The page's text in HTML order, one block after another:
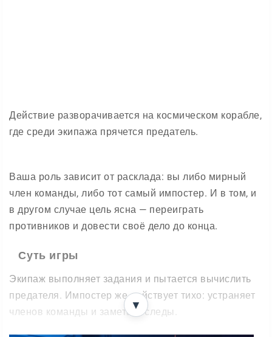
Действие разворачивается на космическом корабле,
где среди экипажа прячется предатель.
Ваша роль зависит от расклада: вы либо мирный
член команды, либо тот самый импостер. И в том, и
в другом случае цель ясна — переиграть
противников и довести своё дело до конца.
Суть игры
Экипаж выполняет задания и пытается вычислить
предателя. Импостер же действует тихо: устраняет
членов команды и заметает следы.
Опасность приходит не только от очевидного врага.
▼